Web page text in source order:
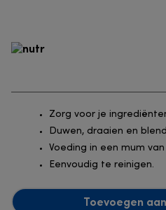
Zorg voor je
Duwen, draaien en
Voeding in een mum
Eenvoudig te reinigen.
Toevoegen